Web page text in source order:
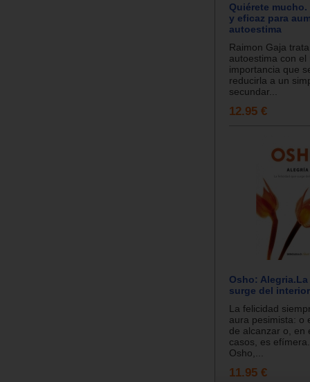
Quiérete
y eficaz para
autoestima
Raimon Gaja
autoestima con el
importancia que
reducirla a un
secundar...
12.95 €
Osho:
surge del interior
La felicidad
aura pesimista: o
de alcanzar o, en
casos, es
Osho,...
11.95 €